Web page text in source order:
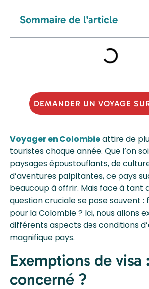
Voyager en Colombieattire de
touristes chaque année. Que l’on
paysages époustouflants, de
d’aventures palpitantes, ce pays
beaucoup à offrir. Mais face à tant
question cruciale se pose souvent :
pour la Colombie ? Ici, nous allons
différents aspects des conditions
magnifique pays.
Exemptions de visa
concerné ?
Sommaire de l'article
DEMANDER UN VOYAGE